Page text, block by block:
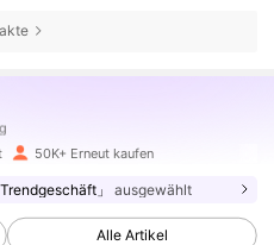
gefolgt
50K+ Erneut kaufen
Trendgeschäft」 ausgewählt
Alle Artikel